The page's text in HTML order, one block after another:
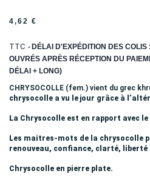
4,62 €
TTC
DÉLAI D'EXPÉDITION DES
OUVRÉS APRÈS RÉCEPTION DU
DÉLAI + LONG)
CHRYSOCOLLE (fem.) vient du grec
chrysocolle a vu le jour grâce à
La Chrysocolle est en rapport avec
Les maitres-mots de la chrysocolle
renouveau, confiance, clarté, liberté
Chrysocolle en pierre plate.